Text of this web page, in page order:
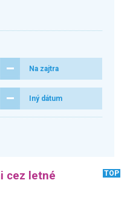
Na zajtra
Iný dátum
cez letné
TOP